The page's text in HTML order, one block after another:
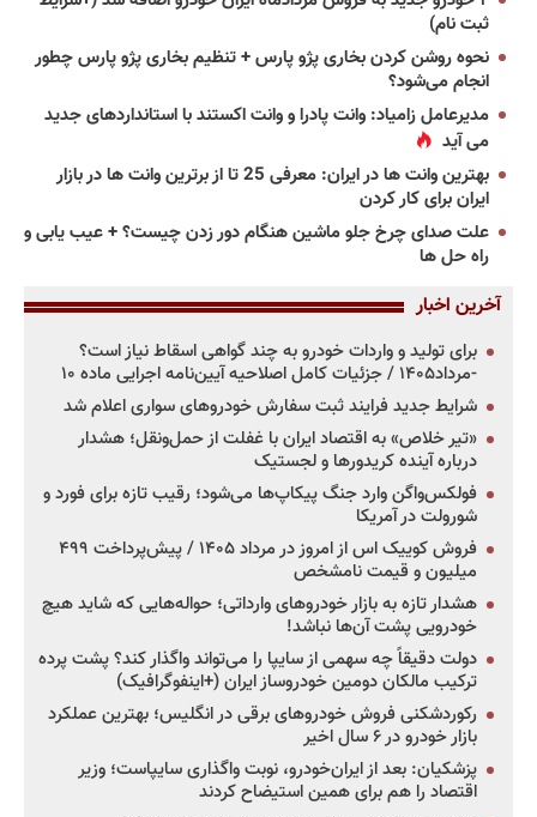
ثبت نام)
نحوه روشن کردن بخاری پژو پارس + تنظیم بخاری پژو پارس چطور
انجام می‌شود؟
مدیرعامل زامیاد: وانت پادرا و وانت اکستند با استانداردهای جدید
می آید
بهترین وانت ها در ایران: معرفی 25 تا از برترین وانت ها در بازار
ایران برای کار کردن
علت صدای چرخ جلو ماشین هنگام دور زدن چیست؟ + عیب یابی و
راه حل ها
آخرین اخبار
برای تولید و واردات خودرو به چند گواهی اسقاط نیاز است؟
-مرداد۱۴۰۵ / جزئیات کامل اصلاحیه آیین‌نامه اجرایی ماده ۱۰
شرایط جدید فرایند ثبت سفارش خودروهای سواری اعلام شد
«تیر خلاص» به اقتصاد ایران با غفلت از حمل‌ونقل؛ هشدار
درباره آینده کریدورها و لجستیک
فولکس‌واگن وارد جنگ پیکاپ‌ها می‌شود؛ رقیب تازه برای فورد و
شورولت در آمریکا
فروش کوییک اس از امروز در مرداد ۱۴۰۵ / پیش‌پرداخت ۴۹۹
میلیون و قیمت نامشخص
هشدار تازه به بازار خودروهای وارداتی؛ حواله‌هایی که شاید هیچ
خودرویی پشت آن‌ها نباشد!
دولت دقیقاً چه سهمی از سایپا را می‌تواند واگذار کند؟ پشت پرده
ترکیب مالکان دومین خودروساز ایران (+اینفوگرافیک)
رکوردشکنی فروش خودروهای برقی در انگلیس؛ بهترین عملکرد
بازار خودرو در ۶ سال اخیر
پزشکیان: بعد از ایران‌خودرو، نوبت واگذاری سایپاست؛ وزیر
اقتصاد را هم برای همین استیضاح کردند